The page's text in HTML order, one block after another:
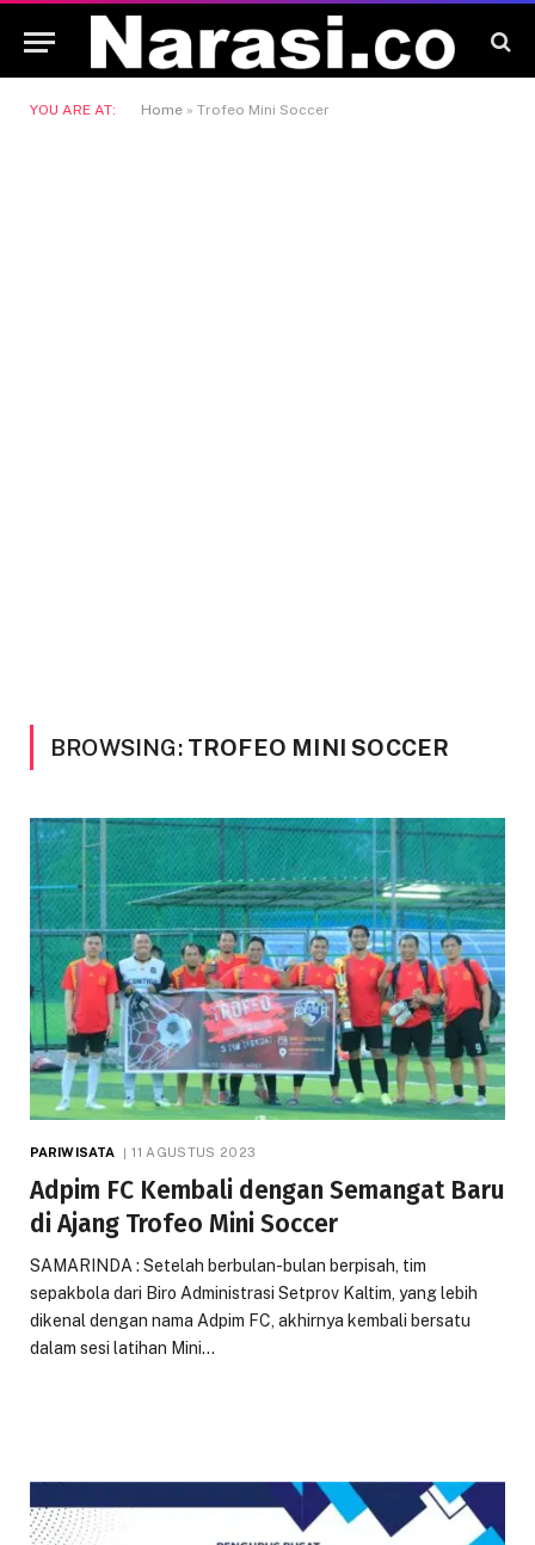
YOU ARE AT: Home » Trofeo Mini Soccer
BROWSING: TROFEO MINI SOCCER
PARIWISATA 11 AGUSTUS 2023
Adpim FC Kembali dengan Semangat Baru
di Ajang Trofeo Mini Soccer
SAMARINDA : Setelah berbulan-bulan berpisah, tim
sepakbola dari Biro Administrasi Setprov Kaltim, yang lebih
dikenal dengan nama Adpim FC, akhirnya kembali bersatu
dalam sesi latihan Mini…